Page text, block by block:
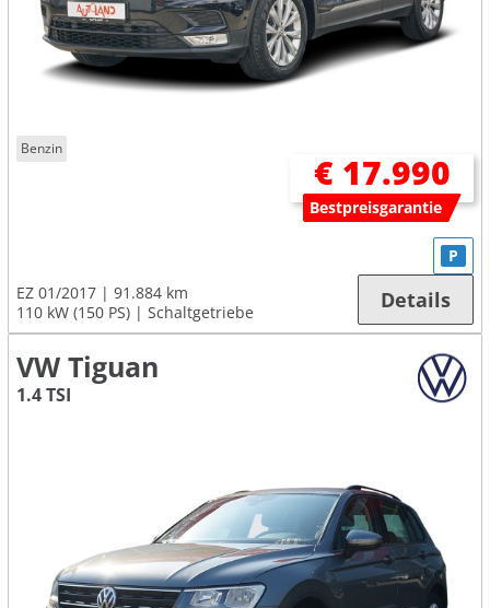
Benzin
€ 17.990
Bestpreisgarantie
EZ 01/2017
91.884 km
110 kW (150 PS)
Schaltgetriebe
P
Details
VW Tiguan
1.4 TSI